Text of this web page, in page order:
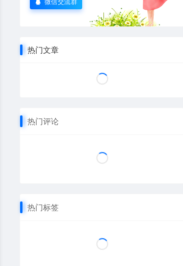
热门文章
热门评论
热门标签